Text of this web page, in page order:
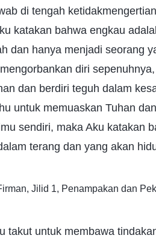
di tengah
katakan bahwa engkau
dan hanya menjadi seorang
diri
dan berdiri teguh dalam
untuk memuaskan Tuhan
sendiri, maka Aku katakan
terang dan yang akan
Jilid 1, Penampakan dan
takut untuk membawa